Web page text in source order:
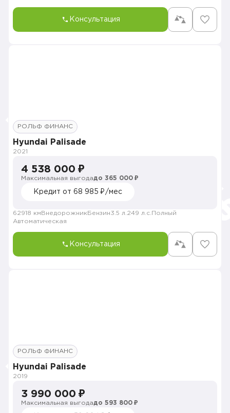
Консультация
РОЛЬФ ФИНАНС
Hyundai Palisade
2021
4 538 000 ₽
Максимальная выгодадо 365 000 ₽
Кредит от 68 985 ₽/мес
62918 км Внедорожник Бензин3.5 л. 249 л.с. Полный
Автоматическая
Консультация
РОЛЬФ ФИНАНС
Hyundai Palisade
2019
3 990 000 ₽
Максимальная выгодадо 593 800 ₽